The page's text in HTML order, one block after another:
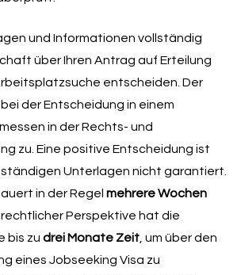
und Informationen vollständig
über Ihren Antrag auf Erteilung
entscheiden. Der
der Entscheidung in einem
in der Rechts- und
zu. Eine positive Entscheidung ist
Unterlagen nicht garantiert.
in der Regel mehrere Wochen
rechtlicher Perspektive hat die
bis zu drei Monate Zeit, um über den
eines Jobseeking Visa zu